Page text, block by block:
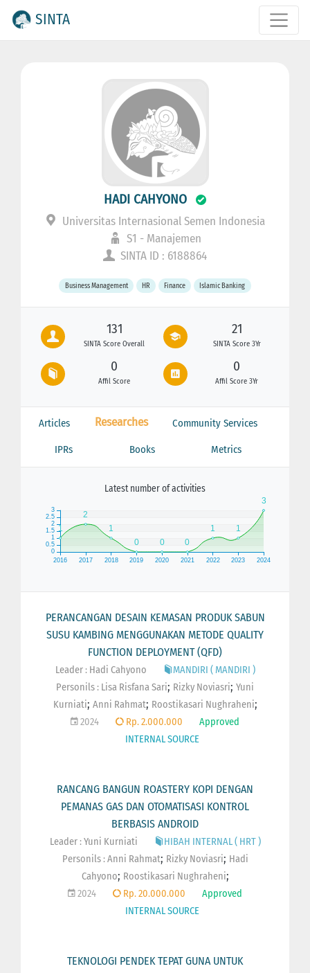
SINTA
HADI CAHYONO
Universitas Internasional Semen Indonesia
S1 - Manajemen
SINTA ID : 6188864
Business Management HR Finance Islamic Banking
131
SINTA Score Overall
21
SINTA Score 3Yr
0
Affil Score
0
Affil Score 3Yr
Articles Researches Community Services
IPRs Books Metrics
Latest number of activities
PERANCANGAN DESAIN KEMASAN PRODUK SABUN
SUSU KAMBING MENGGUNAKAN METODE QUALITY
FUNCTION DEPLOYMENT (QFD)
Leader : Hadi Cahyono
MANDIRI ( MANDIRI )
Personils : Lisa Risfana Sari; Rizky Noviasri; Yuni
Kurniati; Anni Rahmat; Roostikasari Nughraheni;
2024 Rp. 2.000.000
Approved
INTERNAL SOURCE
RANCANG BANGUN ROASTERY KOPI DENGAN
PEMANAS GAS DAN OTOMATISASI KONTROL
BERBASIS ANDROID
Leader : Yuni Kurniati
HIBAH INTERNAL ( HRT )
Personils :Anni Rahmat; Rizky Noviasri; Hadi
Cahyono; Roostikasari Nughraheni;
2024 Rp. 20.000.000
Approved
INTERNAL SOURCE
TEKNOLOGI PENDEK TEPAT GUNA UNTUK